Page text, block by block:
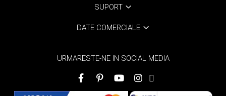
SUPORT
DATE COMERCIALE
URMARESTE-NE IN SOCIAL MEDIA